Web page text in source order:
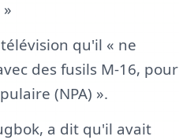
qu'il « ne
des fusils M-16, pour
(NPA) ».
a dit qu'il avait